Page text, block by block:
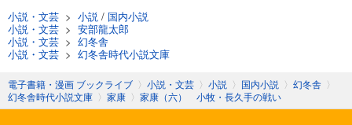
小説・文芸 > 小説 / 国内小説
小説・文芸 > 安部龍太郎
小説・文芸 > 幻冬舎
小説・文芸 > 幻冬舎時代小説文庫
電子書籍・漫画 ブックライブ 〉 小説・文芸 〉 小説 〉 国内小説 〉 幻冬舎 〉
幻冬舎時代小説文庫 〉 家康 〉 家康（六） 小牧・長久手の戦い